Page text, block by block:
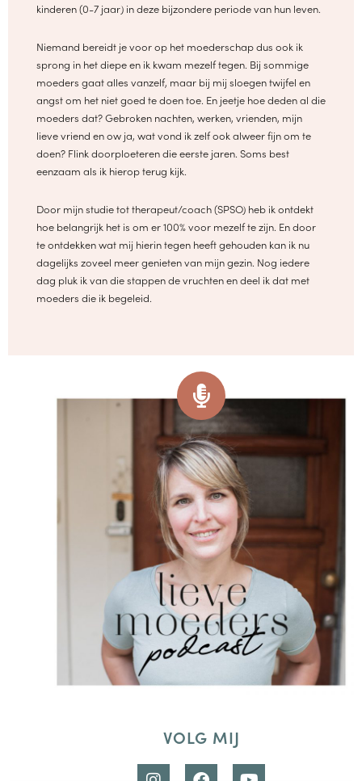
kinderen (0-7 jaar) in deze bijzondere periode van hun leven.
Niemand bereidt je voor op het moederschap dus ook ik
sprong in het diepe en ik kwam mezelf tegen. Bij sommige
moeders gaat alles vanzelf, maar bij mij sloegen twijfel en
angst om het niet goed te doen toe. En jeetje hoe deden al die
moeders dat? Gebroken nachten, werken, vrienden, mijn
lieve vriend en ow ja, wat vond ik zelf ook alweer fijn om te
doen? Flink doorploeteren die eerste jaren. Soms best
eenzaam als ik hierop terug kijk.
Door mijn studie tot therapeut/coach (SPSO) heb ik ontdekt
hoe belangrijk het is om er 100% voor mezelf te zijn. En door
te ontdekken wat mij hierin tegen heeft gehouden kan ik nu
dagelijks zoveel meer genieten van mijn gezin. Nog iedere
dag pluk ik van die stappen de vruchten en deel ik dat met
moeders die ik begeleid.
VOLG MIJ